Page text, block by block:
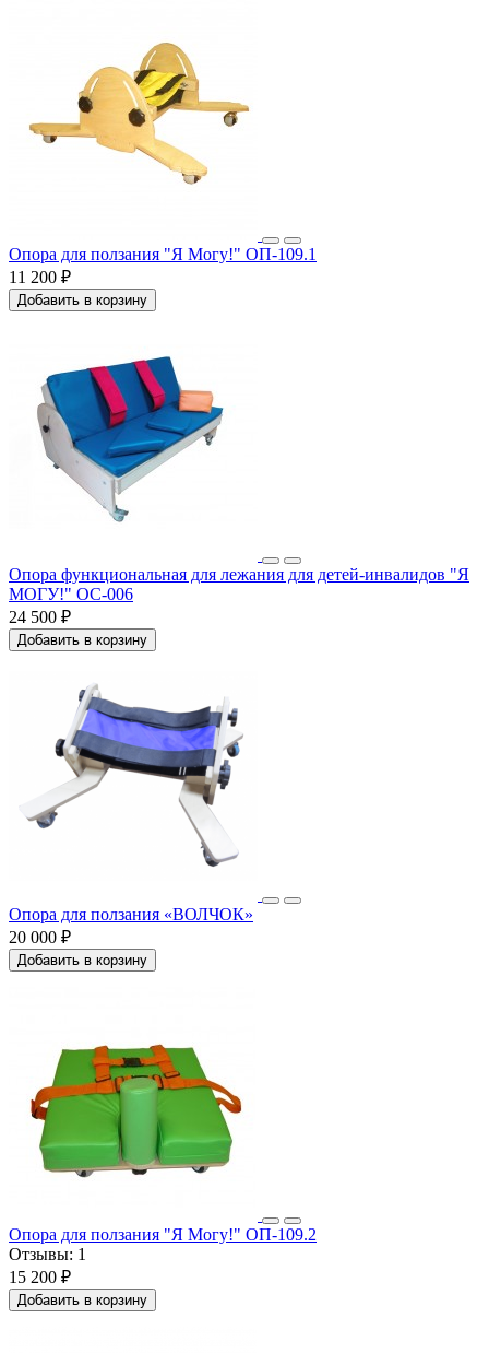
Опора для ползания "Я Могу!" ОП-109.1
11 200 ₽
Добавить в корзину
Опора функциональная для лежания для детей-инвалидов "Я
МОГУ!" ОС-006
24 500 ₽
Добавить в корзину
Опора для ползания «ВОЛЧОК»
20 000 ₽
Добавить в корзину
Опора для ползания "Я Могу!" ОП-109.2
Отзывы: 1
15 200 ₽
Добавить в корзину